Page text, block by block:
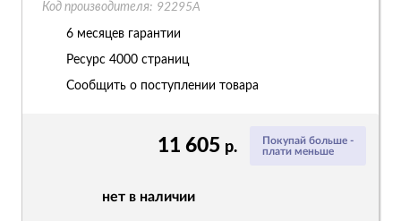
Покупай больше -
плати меньше
11 605 р.
нет в наличии
Код производителя: 92295A
6 месяцев гарантии
Ресурс 4000 страниц
Сообщить о поступлении товара